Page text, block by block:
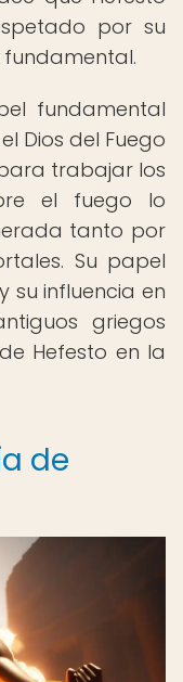
por su
fundamental
Dios del Fuego
trabajar los
el fuego lo
tanto por
Su papel
su influencia en
griegos
Hefesto en la
de